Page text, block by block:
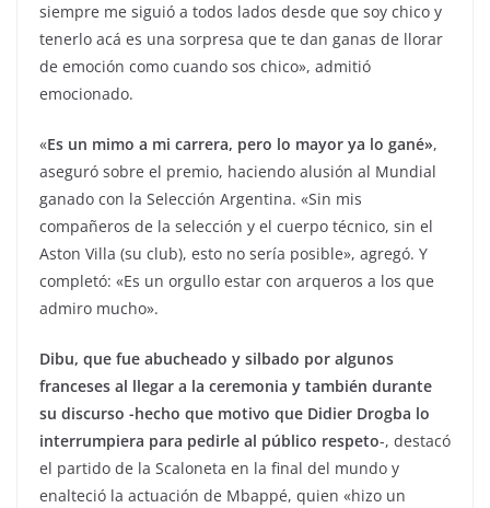
siempre me siguió a todos lados desde que soy chico y
tenerlo acá es una sorpresa que te dan ganas de llorar
de emoción como cuando sos chico», admitió
emocionado.
«Es un mimo a mi carrera, pero lo mayor ya lo gané»,
aseguró sobre el premio, haciendo alusión al Mundial
ganado con la Selección Argentina. «Sin mis
compañeros de la selección y el cuerpo técnico, sin el
Aston Villa (su club), esto no sería posible», agregó. Y
completó: «Es un orgullo estar con arqueros a los que
admiro mucho».
Dibu, que fue abucheado y silbado por algunos
franceses al llegar a la ceremonia y también durante
su discurso -hecho que motivo que Didier Drogba lo
interrumpiera para pedirle al público respeto-, destacó
el partido de la Scaloneta en la final del mundo y
enalteció la actuación de Mbappé, quien «hizo un